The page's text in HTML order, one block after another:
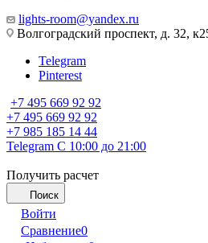
lights-room@yandex.ru
Волгоградский проспект, д. 32,
Telegram
Pinterest
+7 495 669 92 92
+7 495 669 92 92
+7 985 185 14 44
Telegram С 10:00 до 21:00
Получить расчет
Поиск
Войти
Сравнение0